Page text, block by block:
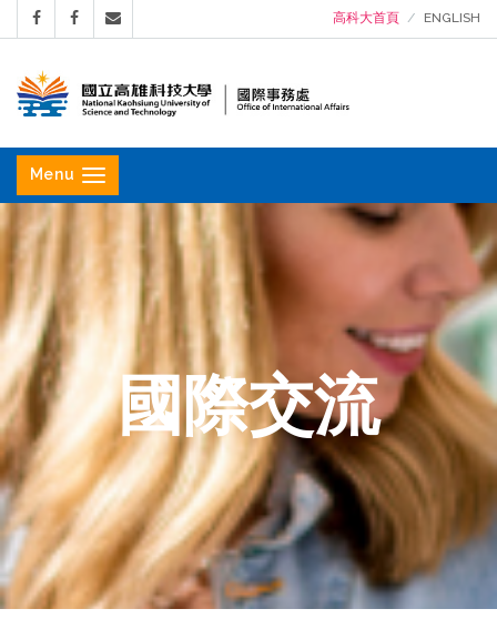
高科大首頁 ENGLISH
立
高
雄
科
技
大
學
國
際
務
處
Menu
國際交流